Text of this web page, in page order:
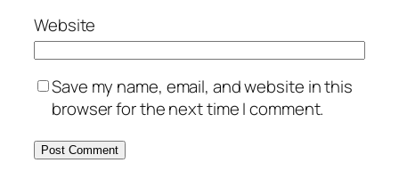
Website
Save my name, email, and website in this
browser for the next time I comment.